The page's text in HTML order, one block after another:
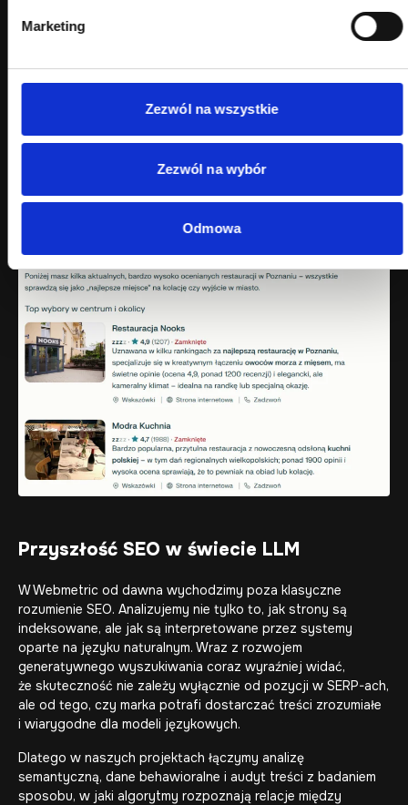
Marketing
Zezwól na wszystkie
Zezwól na wybór
Odmowa
Przyszłość SEO w świecie LLM
W Webmetric od dawna wychodzimy poza klasyczne
rozumienie SEO. Analizujemy nie tylko to, jak strony są
indeksowane, ale jak są interpretowane przez systemy
oparte na języku naturalnym. Wraz z rozwojem
generatywnego wyszukiwania coraz wyraźniej widać,
że skuteczność nie zależy wyłącznie od pozycji w SERP-ach,
ale od tego, czy marka potrafi dostarczać treści zrozumiałe
i wiarygodne dla modeli językowych.
Dlatego w naszych projektach łączymy analizę
semantyczną, dane behawioralne i audyt treści z badaniem
sposobu, w jaki algorytmy rozpoznają relacje między